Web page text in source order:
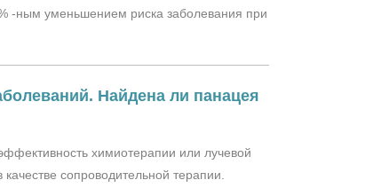
-ным уменьшением риска заболевания при
Найдена ли панацея
химиотерапии или лучевой
сопроводительной терапии.